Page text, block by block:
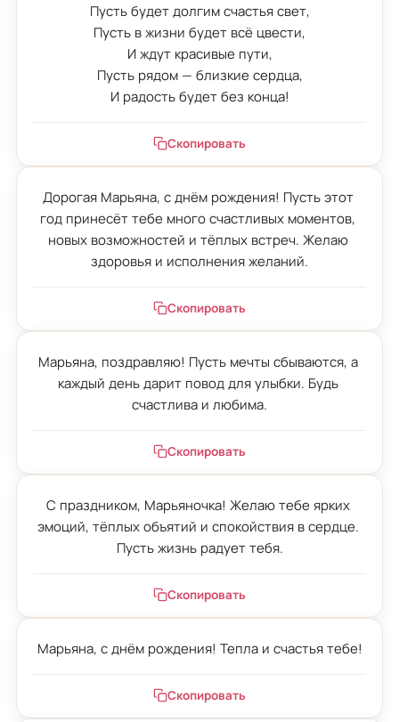
Пусть будет долгим счастья свет,
Пусть в жизни будет всё цвести,
И ждут красивые пути,
Пусть рядом — близкие сердца,
И радость будет без конца!
Скопировать
Дорогая Марьяна, с днём рождения! Пусть этот
год принесёт тебе много счастливых моментов,
новых возможностей и тёплых встреч. Желаю
здоровья и исполнения желаний.
Скопировать
Марьяна, поздравляю! Пусть мечты сбываются, а
каждый день дарит повод для улыбки. Будь
счастлива и любима.
Скопировать
С праздником, Марьяночка! Желаю тебе ярких
эмоций, тёплых объятий и спокойствия в сердце.
Пусть жизнь радует тебя.
Скопировать
Марьяна, с днём рождения! Тепла и счастья тебе!
Скопировать